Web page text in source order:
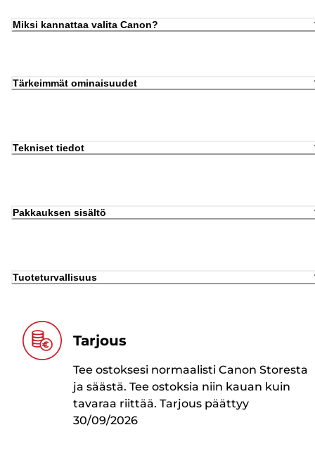
Miksi kannattaa valita Canon?
Tärkeimmät ominaisuudet
Tekniset tiedot
Pakkauksen sisältö
Tuoteturvallisuus
Tarjous
Tee ostoksesi normaalisti Canon Storesta
ja säästä. Tee ostoksia niin kauan kuin
tavaraa riittää. Tarjous päättyy
30/09/2026